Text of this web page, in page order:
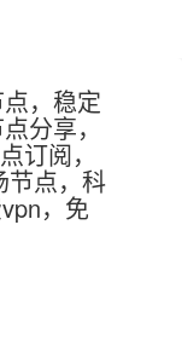
，稳定
分享，
订阅，
节点，科
，免